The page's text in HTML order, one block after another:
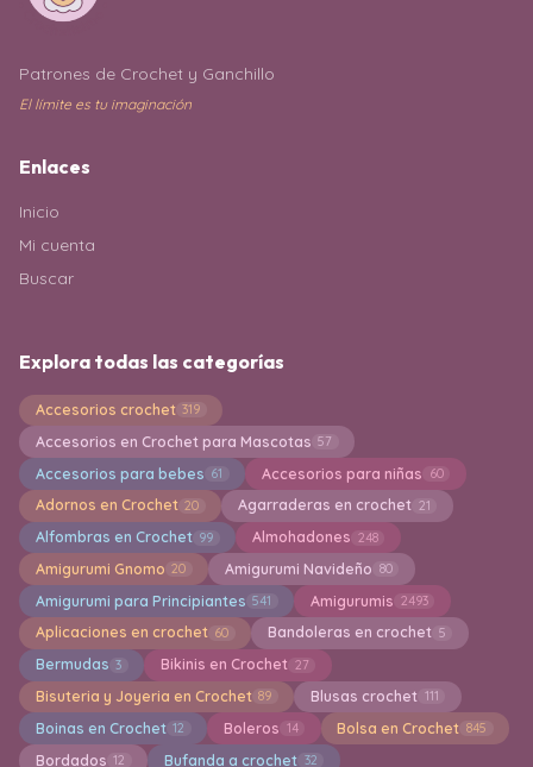
Patrones de Crochet y Ganchillo
El límite es tu imaginación
Enlaces
Inicio
Mi cuenta
Buscar
Explora todas las categorías
Accesorios crochet 319
Accesorios en Crochet para Mascotas 57
Accesorios para bebes 61 Accesorios para niñas 60
Adornos en Crochet 20 Agarraderas en crochet 21
Alfombras en Crochet 99 Almohadones 248
Amigurumi Gnomo 20 Amigurumi Navideño 80
Amigurumi para Principiantes 541 Amigurumis 2493
Aplicaciones en crochet 60 Bandoleras en crochet 5
Bermudas 3 Bikinis en Crochet 27
Bisuteria y Joyeria en Crochet 89 Blusas crochet 111
Boinas en Crochet 12 Boleros 14 Bolsa en Crochet 845
Bordados 12 Bufanda a crochet 32